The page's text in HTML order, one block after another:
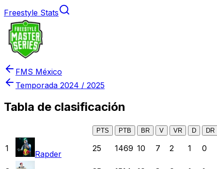
Freestyle Stats
FMS México
Temporada 2024 / 2025
Tabla de clasificación
PTS PTB BR V VR D DR
1
Rapder
25 1469 10 7 2 1 0